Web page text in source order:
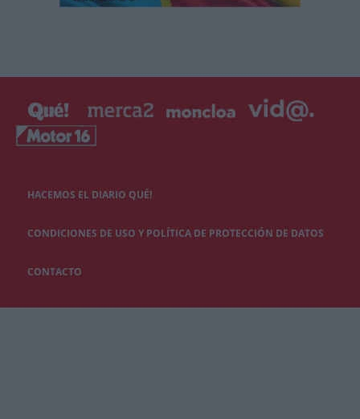
HACEMOS EL DIARIO QUÉ!
CONDICIONES DE USO Y POLÍTICA DE PROTECCIÓN DE DATOS
CONTACTO